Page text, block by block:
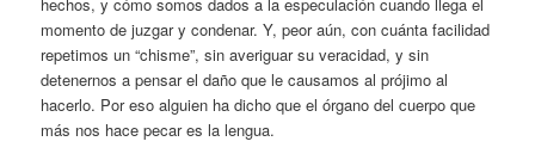
momento de juzgar y condenar. Y, peor aún, con cuánta facilidad
repetimos un “chisme”, sin averiguar su veracidad, y sin
detenernos a pensar el daño que le causamos al prójimo al
hacerlo. Por eso alguien ha dicho que el órgano del cuerpo que
más nos hace pecar es la lengua.